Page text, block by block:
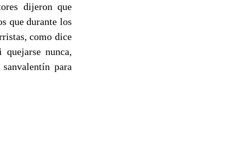
dijeron que
que durante los
como dice
nunca,
para